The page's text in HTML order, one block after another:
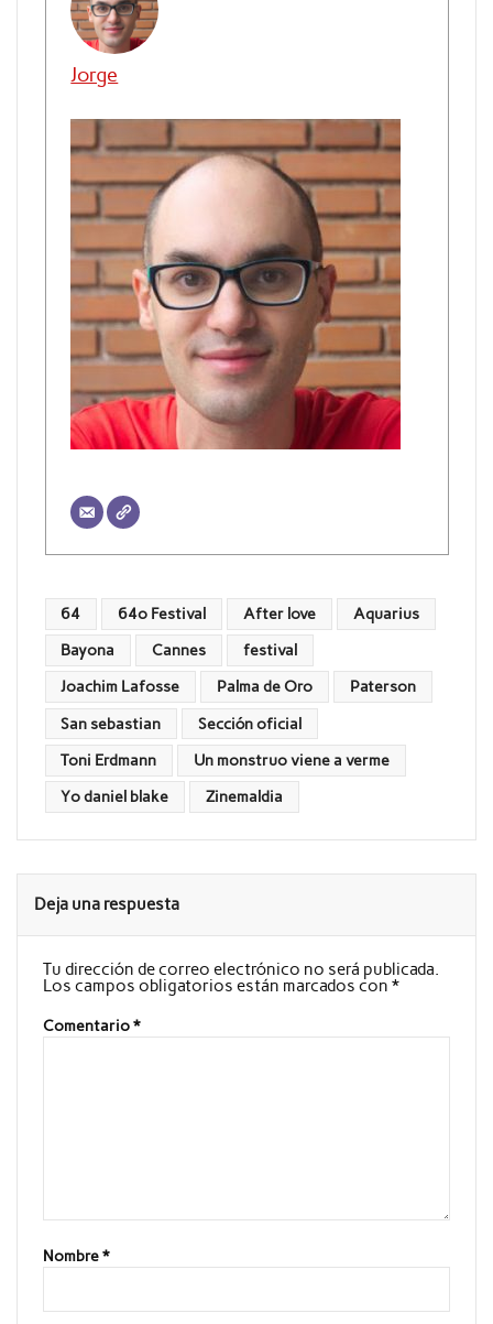
Jorge
64 64º Festival After love Aquarius
Bayona Cannes festival
Joachim Lafosse Palma de Oro Paterson
San sebastian Sección oficial
Toni Erdmann Un monstruo viene a verme
Yo daniel blake Zinemaldia
Deja una respuesta
Tu dirección de correo electrónico no será publicada.
Los campos obligatorios están marcados con *
Comentario*
Nombre*